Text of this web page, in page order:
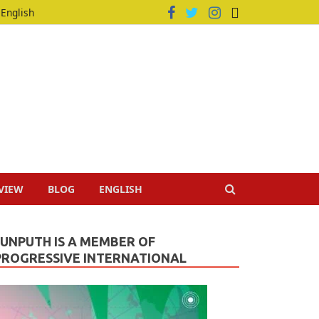
English
BLOG ENGLISH
IS A MEMBER OF
INTERNATIONAL